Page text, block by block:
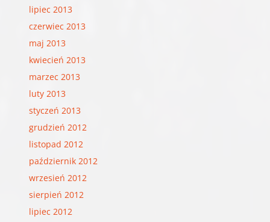
lipiec 2013
czerwiec 2013
maj 2013
kwiecień 2013
marzec 2013
luty 2013
styczeń 2013
grudzień 2012
listopad 2012
październik 2012
wrzesień 2012
sierpień 2012
lipiec 2012